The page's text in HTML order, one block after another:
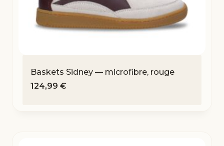
Baskets Sidney — microfibre, rouge
124,99 €